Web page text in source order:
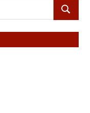
ПОИСК